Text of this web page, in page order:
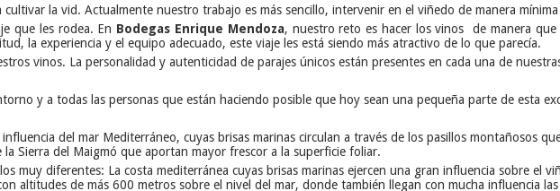
la vid. Actualmente nuestro trabajo es más sencillo, intervenir en el viñedo de manera
que les rodea. En Bodegas Enrique Mendoza, nuestro reto es hacer los vinos de manera
la experiencia y el equipo adecuado, este viaje les está siendo más atractivo de lo que parecía.
vinos. La personalidad y autenticidad de parajes únicos están presentes en cada una de
y a todas las personas que están haciendo posible que hoy sean una pequeña parte de esta
del mar Mediterráneo, cuyas brisas marinas circulan a través de los pasillos montañosos
Sierra del Maigmó que aportan mayor frescor a la superficie foliar.
muy diferentes: La costa mediterránea cuyas brisas marinas ejercen una gran influencia sobre el
altitudes de más 600 metros sobre el nivel del mar, donde también llegan con mucha influencia